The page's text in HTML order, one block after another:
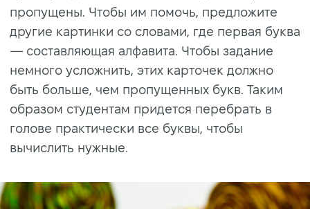
пропущены. Чтобы им помочь, предложите
другие картинки со словами, где первая буква
— составляющая алфавита. Чтобы задание
немного усложнить, этих карточек должно
быть больше, чем пропущенных букв. Таким
образом студентам придется перебрать в
голове практически все буквы, чтобы
вычислить нужные.